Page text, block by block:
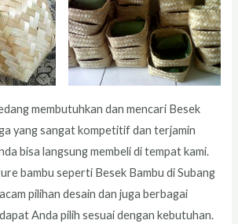
membutuhkan dan mencari Besek
yang sangat kompetitif dan terjamin
bisa langsung membeli di tempat kami.
bambu seperti Besek Bambu di Subang
pilihan desain dan juga berbagai
Anda pilih sesuai dengan kebutuhan.